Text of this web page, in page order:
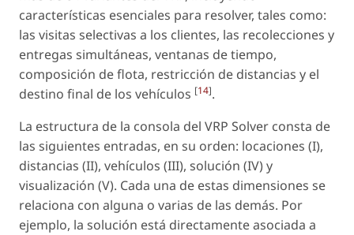
características esenciales para resolver, tales como:
las visitas selectivas a los clientes, las recolecciones y
entregas simultáneas, ventanas de tiempo,
composición de flota, restricción de distancias y el
destino final de los vehículos [14].
La estructura de la consola del VRP Solver consta de
las siguientes entradas, en su orden: locaciones (I),
distancias (II), vehículos (III), solución (IV) y
visualización (V). Cada una de estas dimensiones se
relaciona con alguna o varias de las demás. Por
ejemplo, la solución está directamente asociada a